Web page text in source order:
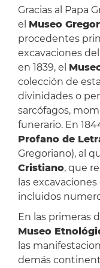
Gracias al Papa
el Museo
procedentes
excavaciones
en 1839, el
colección de
divinidades o
sarcófagos,
funerario. En
Profano de
Gregoriano), al
Cristiano, que
las
incluidos
En las primeras
Museo
las
demás